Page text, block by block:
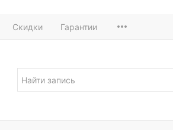
Скидки Гарантии